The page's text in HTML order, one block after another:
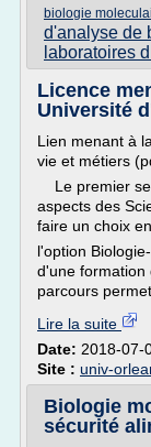
biologie
d'analyse de
laboratoires
Licence
Université
Lien menant à
vie et métiers
Le premier
aspects des
faire un choix
l'option
d'une formation
parcours
Lire la suite
Date: 2018-07-
Site : univ-
Biologie
sécurité